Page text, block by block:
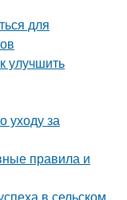
для
улучшить
уходу за
правила и